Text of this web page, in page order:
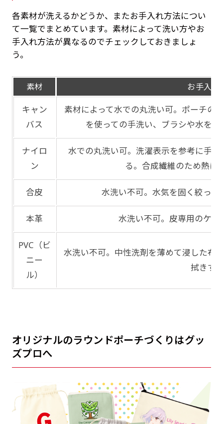
各素材が洗えるかどうか、またお手入れ方法につい
て一覧でまとめています。素材によって洗い方やお
手入れ方法が異なるのでチェックしておきましょ
う。
素材 お手入れ
キャン
バス
素材によって水での丸洗い可。ポーチの
を使っての手洗い、ブラシや水を
ナイロ
ン
水での丸洗い可。洗濯表示を参考に手
る。合成繊維のため熱に
合皮 水洗い不可。水気を固く絞っ
本革 水洗い不可。皮専用のケ
PVC（ビ
ニー
ル）
水洗い不可。中性洗剤を薄めて浸した布
拭きす
オリジナルのラウンドポーチづくりはグッ
ズプロへ